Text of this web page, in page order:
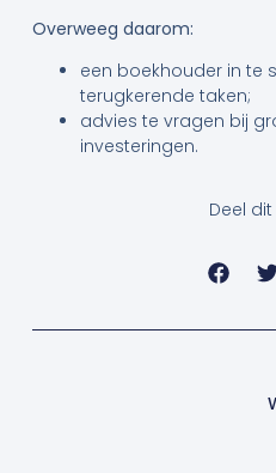
Overweeg daarom:
een boekhouder in te
terugkerende taken;
advies te vragen bij
investeringen.
Deel